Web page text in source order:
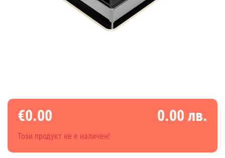
€0.00 0.00 лв.
Този продукт не е наличен!